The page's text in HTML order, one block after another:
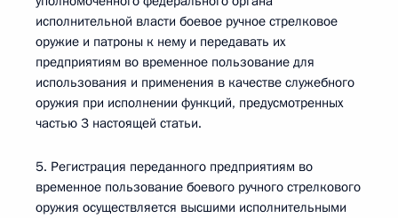
исполнительной власти боевое ручное стрелковое
оружие и патроны к нему и передавать их
предприятиям во временное пользование для
использования и применения в качестве служебного
оружия при исполнении функций, предусмотренных
частью 3 настоящей статьи.
5. Регистрация переданного предприятиям во
временное пользование боевого ручного стрелкового
оружия осуществляется высшими исполнительными